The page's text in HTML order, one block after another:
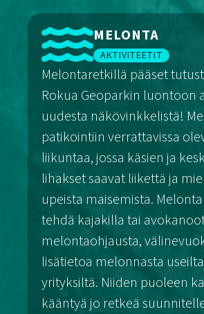
Kalastus
MELONTA
AKTIVITEETIT
Melontaretkillä pääset
Rokua Geoparkin luontoon
uudesta näkövinkkelistä!
patikointiin verrattavissa
liikuntaa, jossa käsien ja
lihakset saavat liikettä ja
upeista maisemista.
tehdä kajakilla tai
melontaohjausta,
lisätietoa melonnasta
yrityksiltä. Niiden puoleen
kääntyä jo retkeä